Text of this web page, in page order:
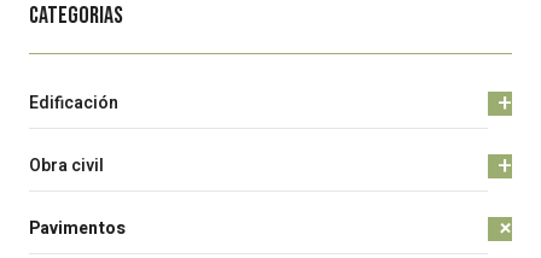
Categorias
Edificación +
Obra civil +
Pavimentos +